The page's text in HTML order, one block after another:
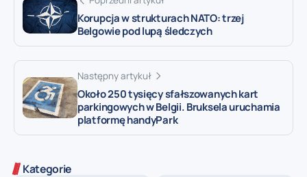
Korupcja w strukturach NATO: trzej
Belgowie pod lupą śledczych
Następny artykuł
Około 250 tysięcy sfałszowanych kart
parkingowych w Belgii. Bruksela uruchamia
platformę handyPark
Kategorie